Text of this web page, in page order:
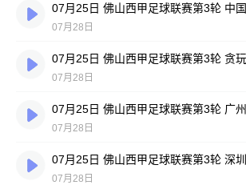
07月28日
07月28日
07月28日
07月28日